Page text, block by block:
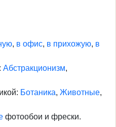
, в офис, в прихожую, в
Абстракционизм,
Ботаника, Животные,
фотообои и фрески.